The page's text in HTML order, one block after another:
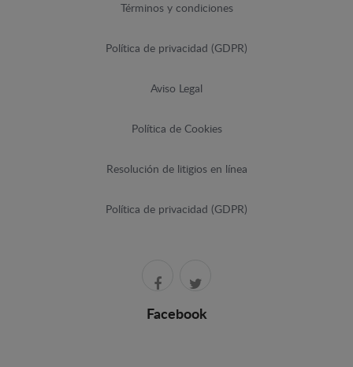
Términos y condiciones
Política de privacidad (GDPR)
Aviso Legal
Política de Cookies
Resolución de litigios en línea
Política de privacidad (GDPR)
Facebook